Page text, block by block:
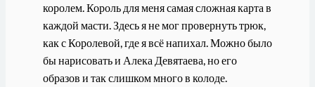
королем. Король для меня самая сложная карта в
каждой масти. Здесь я не мог провернуть трюк,
как с Королевой, где я всё напихал. Можно было
бы нарисовать и Алека Девятаева, но его
образов и так слишком много в колоде.